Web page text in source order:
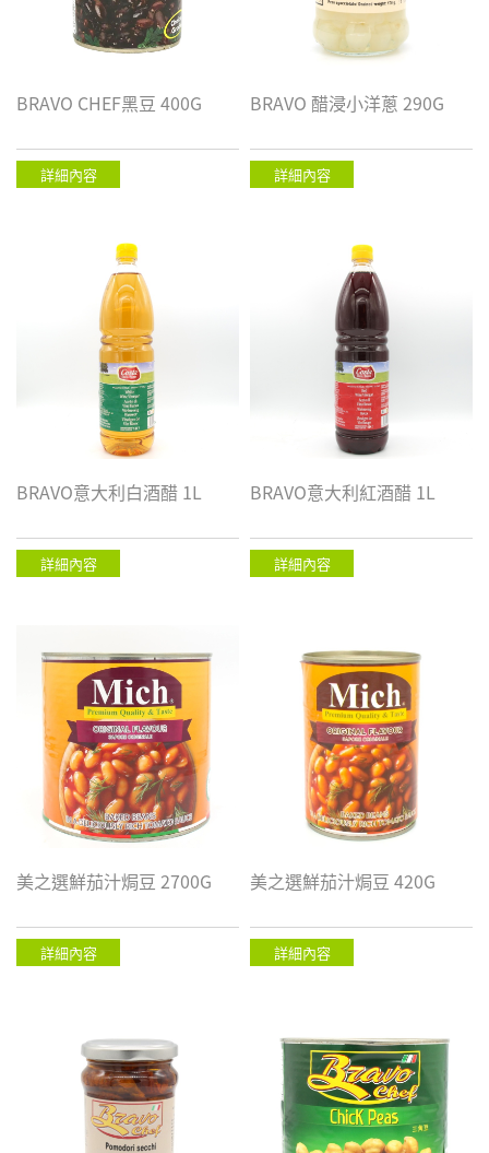
BRAVO CHEF黑豆 400G
詳細內容
BRAVO 醋浸小洋蔥 290G
詳細內容
BRAVO意大利白酒醋 1L
詳細內容
BRAVO意大利紅酒醋 1L
詳細內容
美之選鮮茄汁焗豆 2700G
詳細內容
美之選鮮茄汁焗豆 420G
詳細內容